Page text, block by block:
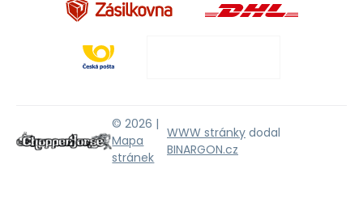
© 2026 |
Mapa
stránek
WWW stránky dodal
BINARGON.cz